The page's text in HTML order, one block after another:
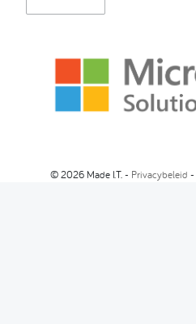
© 2026 Made I.T. - Privacybeleid -